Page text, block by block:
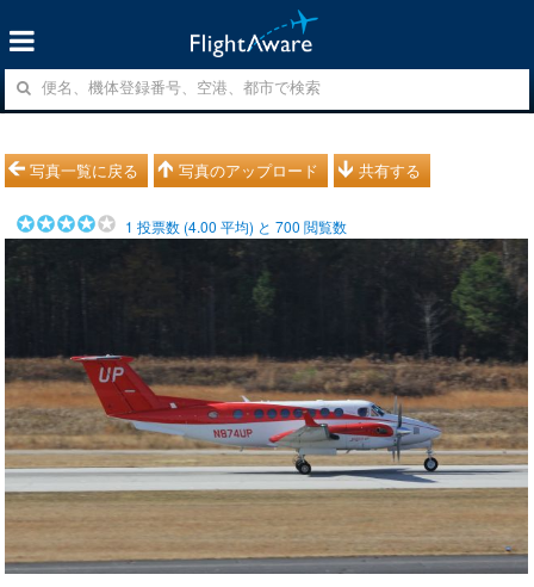
写真一覧に戻る 写真のアップロード 共有する
1 投票数 (4.00 平均) と700 閲覧数